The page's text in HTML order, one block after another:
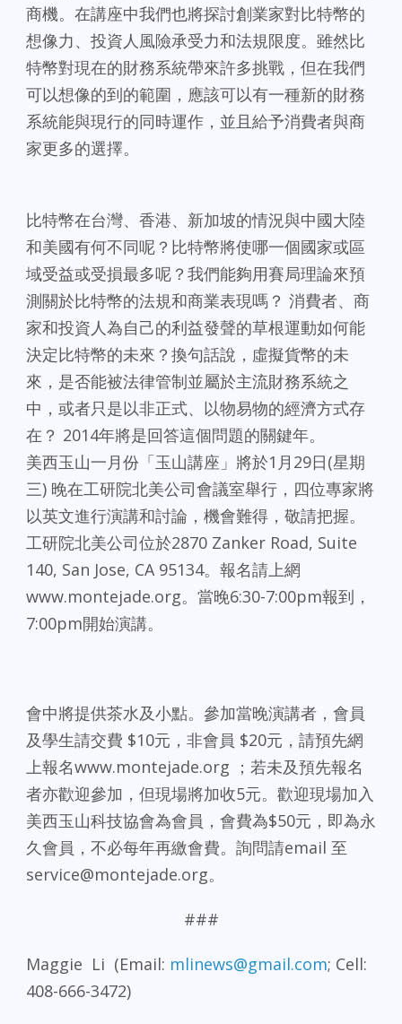
商機。在講座中我們也將探討創業家對比特幣的
想像力、投資人風險承受力和法規限度。雖然比
特幣對現在的財務系統帶來許多挑戰，但在我們
可以想像的到的範圍，應該可以有一種新的財務
系統能與現行的同時運作，並且給予消費者與商
家更多的選擇。
比特幣在台灣、香港、新加坡的情況與中國大陸
和美國有何不同呢？比特幣將使哪一個國家或區
域受益或受損最多呢？我們能夠用賽局理論來預
測關於比特幣的法規和商業表現嗎？ 消費者、商
家和投資人為自己的利益發聲的草根運動如何能
決定比特幣的未來？換句話說，虛擬貨幣的未
來，是否能被法律管制並屬於主流財務系統之
中，或者只是以非正式、以物易物的經濟方式存
在？ 2014年將是回答這個問題的關鍵年。
美西玉山一月份「玉山講座」將於1月29日(星期
三) 晚在工研院北美公司會議室舉行，四位專家將
以英文進行演講和討論，機會難得，敬請把握。
工研院北美公司位於2870 Zanker Road, Suite
140, San Jose, CA 95134。報名請上網
www.montejade.org。當晚6:30-7:00pm報到，
7:00pm開始演講。
會中將提供茶水及小點。參加當晚演講者，會員
及學生請交費 $10元，非會員 $20元，請預先網
上報名www.montejade.org ；若未及預先報名
者亦歡迎參加，但現場將加收5元。歡迎現場加入
美西玉山科技協會為會員，會費為$50元，即為永
久會員，不必每年再繳會費。詢問請email 至
service@montejade.org。
###
Maggie Li (Email: mlinews@gmail.com; Cell:
408-666-3472)